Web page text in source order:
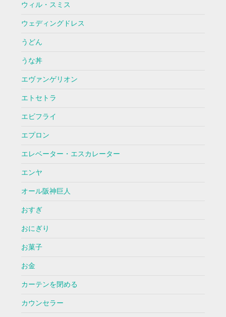
ウィル・スミス
ウェディングドレス
うどん
うな丼
エヴァンゲリオン
エトセトラ
エビフライ
エプロン
エレベーター・エスカレーター
エンヤ
オール阪神巨人
おすぎ
おにぎり
お菓子
お金
カーテンを閉める
カウンセラー